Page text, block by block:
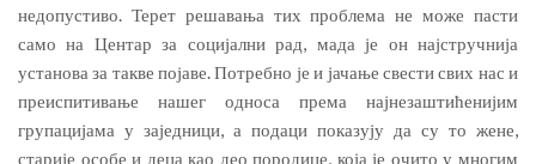
недопустиво. Терет решавања тих проблема не може пасти
само на Центар за социјални рад, мада је он најстручнија
установа за такве појаве. Потребно је и јачање свести свих нас и
преиспитивање нашег односа према најнезаштићенијим
групацијама у заједници, а подаци показују да су то жене,
старије особе и деца као део породице, која је очито у многим